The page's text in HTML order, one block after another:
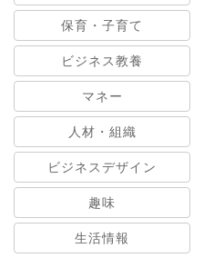
保育・子育て
ビジネス教養
マネー
人材・組織
ビジネスデザイン
趣味
生活情報